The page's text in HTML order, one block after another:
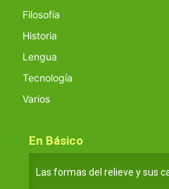
Filosofía
Historia
Lengua
Tecnología
Varios
En Básico
Las formas del relieve y sus